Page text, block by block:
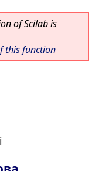
of Scilab is
this function